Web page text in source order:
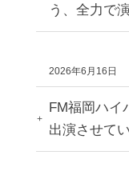
う、全力で
2026年6月16日
FM福岡ハイ
出演させて